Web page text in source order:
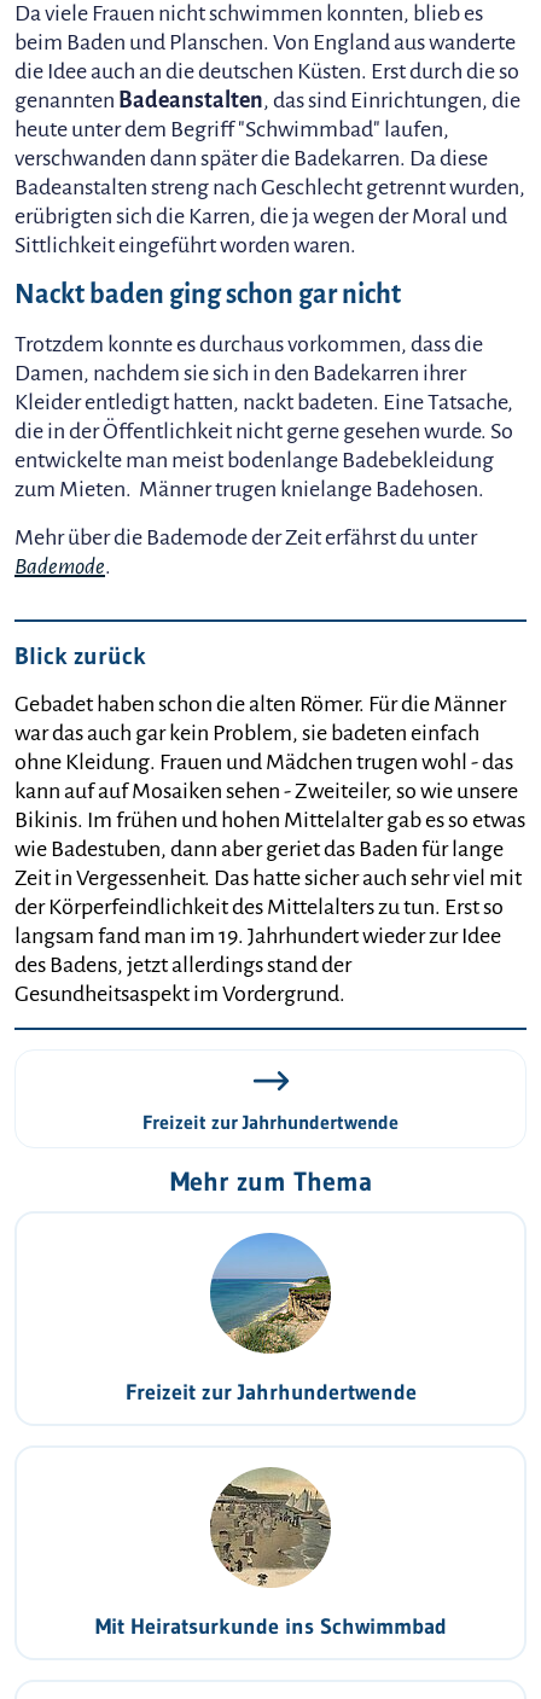
Da viele Frauen nicht schwimmen konnten, blieb es
beim Baden und Planschen. Von England aus wanderte
die Idee auch an die deutschen Küsten. Erst durch die so
genannten Badeanstalten, das sind Einrichtungen, die
heute unter dem Begriff "Schwimmbad" laufen,
verschwanden dann später die Badekarren. Da diese
Badeanstalten streng nach Geschlecht getrennt wurden,
erübrigten sich die Karren, die ja wegen der Moral und
Sittlichkeit eingeführt worden waren.
Nackt baden ging schon gar nicht
Trotzdem konnte es durchaus vorkommen, dass die
Damen, nachdem sie sich in den Badekarren ihrer
Kleider entledigt hatten, nackt badeten. Eine Tatsache,
die in der Öffentlichkeit nicht gerne gesehen wurde. So
entwickelte man meist bodenlange Badebekleidung
zum Mieten. Männer trugen knielange Badehosen.
Mehr über die Bademode der Zeit erfährst du unter
Bademode.
Blick zurück
Gebadet haben schon die alten Römer. Für die Männer
war das auch gar kein Problem, sie badeten einfach
ohne Kleidung. Frauen und Mädchen trugen wohl - das
kann auf auf Mosaiken sehen - Zweiteiler, so wie unsere
Bikinis. Im frühen und hohen Mittelalter gab es so etwas
wie Badestuben, dann aber geriet das Baden für lange
Zeit in Vergessenheit. Das hatte sicher auch sehr viel mit
der Körperfeindlichkeit des Mittelalters zu tun. Erst so
langsam fand man im 19. Jahrhundert wieder zur Idee
des Badens, jetzt allerdings stand der
Gesundheitsaspekt im Vordergrund.
Freizeit zur Jahrhundertwende
Mehr zum Thema
Freizeit zur Jahrhundertwende
Mit Heiratsurkunde ins Schwimmbad